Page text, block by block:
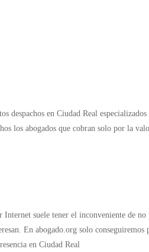
despachos en Ciudad Real
los abogados que cobran solo por la
Internet suele tener el inconveniente de
En abogado.org solo conseguiremos
en Ciudad Real